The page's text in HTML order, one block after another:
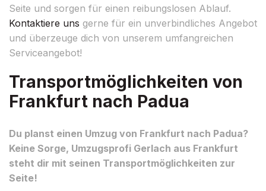
Seite und sorgen für einen reibungslosen Ablauf.
Kontaktiere uns gerne für ein unverbindliches Angebot
und überzeuge dich von unserem umfangreichen
Serviceangebot!
Transportmöglichkeiten von
Frankfurt nach Padua
Du planst einen Umzug von Frankfurt nach Padua?
Keine Sorge, Umzugsprofi Gerlach aus Frankfurt
steht dir mit seinen Transportmöglichkeiten zur
Seite!